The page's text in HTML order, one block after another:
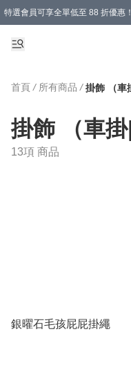
特選會員可享全單低至 88 折優惠！
首頁 / 所有商品 / 掛飾 （車
掛飾 （車掛
13項 商品
銀曜石毛孩屁屁掛繩